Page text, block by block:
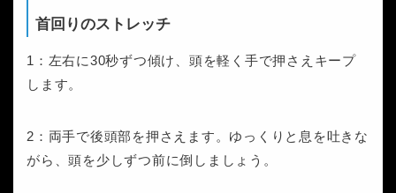
首回りのストレッチ
1：左右に30秒ずつ傾け、頭を軽く手で押さえキープ
します。
2：両手で後頭部を押さえます。ゆっくりと息を吐きな
がら、頭を少しずつ前に倒しましょう。